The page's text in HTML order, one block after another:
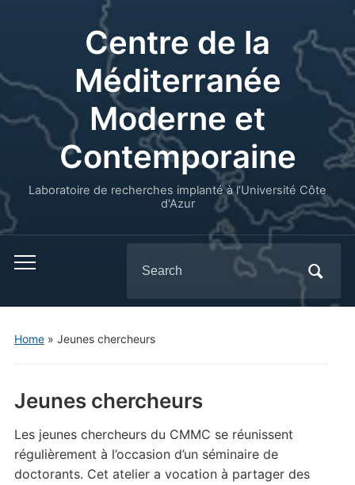
Centre de la
Méditerranée
Moderne et
Contemporaine
Laboratoire de recherches implanté à l’Université Côte
d'Azur
for:
Home» Jeunes chercheurs
Jeunes chercheurs
Les jeunes chercheurs du CMMC se réunissent
régulièrement à l’occasion d’un séminaire de
doctorants. Cet atelier a vocation à partager des